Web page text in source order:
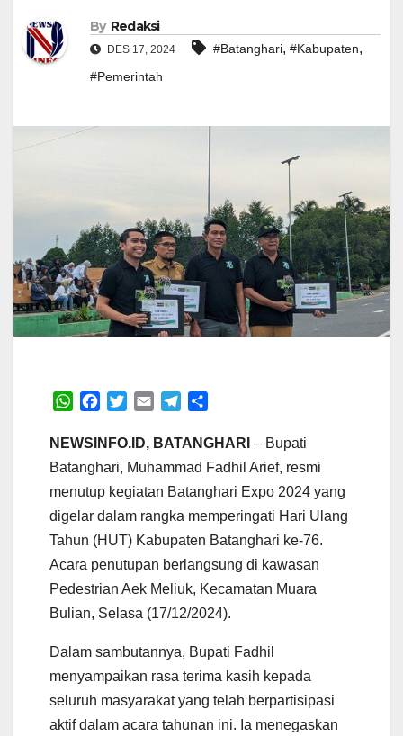
By Redaksi
DES 17, 2024 #Batanghari, #Kabupaten,
#Pemerintah
W
a
A
p
p
c
o
o
k
i
t
e
r
a
l
r
a
m
a
r
NEWSINFO.ID, BATANGHARI – Bupati
Batanghari, Muhammad Fadhil Arief, resmi
menutup kegiatan Batanghari Expo 2024 yang
digelar dalam rangka memperingati Hari Ulang
Tahun (HUT) Kabupaten Batanghari ke-76.
Acara penutupan berlangsung di kawasan
Pedestrian Aek Meliuk, Kecamatan Muara
Bulian, Selasa (17/12/2024).
Dalam sambutannya, Bupati Fadhil
menyampaikan rasa terima kasih kepada
seluruh masyarakat yang telah berpartisipasi
aktif dalam acara tahunan ini. Ia menegaskan